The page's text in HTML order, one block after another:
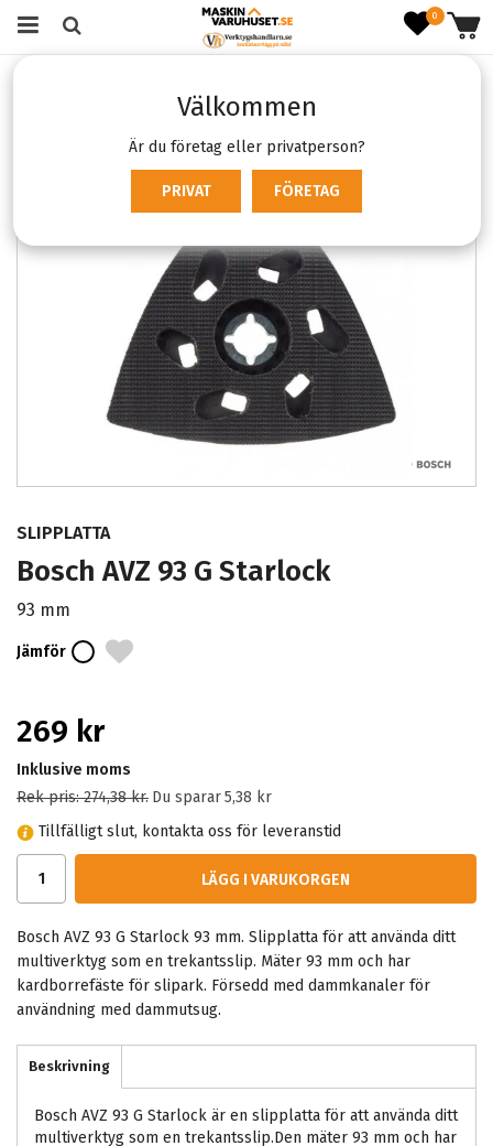
0
Välkommen
Är du företag eller privatperson?
PRIVAT FÖRETAG
Bosch AVZ 93 G Starlock
SLIPPLATTA
Bosch AVZ 93 G Starlock
93 mm
Jämför
269 kr
Inklusive moms
Rek pris:274,38 kr. Du sparar5,38 kr
Tillfälligt slut, kontakta oss för leveranstid
LÄGG I VARUKORGEN
Bosch AVZ 93 G Starlock 93 mm. Slipplatta för att använda ditt
multiverktyg som en trekantsslip. Mäter 93 mm och har
kardborrefäste för slipark. Försedd med dammkanaler för
användning med dammutsug.
Beskrivning
Bosch AVZ 93 G Starlock är en slipplatta för att använda ditt
multiverktyg som en trekantsslip.Den mäter 93 mm och har